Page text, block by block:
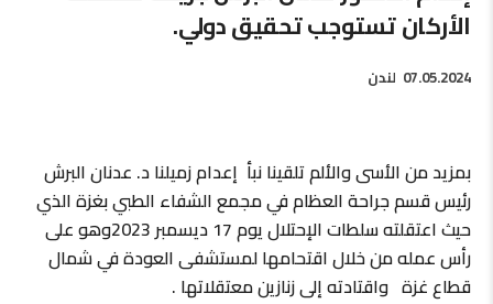
الأركان تستوجب تحقيق دولي.
07.05.2024 لندن
بمزيد من الأسى والألم تلقينا نبأ إعدام زميلنا د. عدنان البرش
رئيس قسم جراحة العظام في مجمع الشفاء الطبي بغزة الذي
حيث اعتقلته سلطات الإحتلال يوم 17 ديسمبر 2023وهو على
رأس عمله من خلال اقتحامها لمستشفى العودة في شمال
قطاع غزة واقتادته إلى زنازين معتقلاتها .